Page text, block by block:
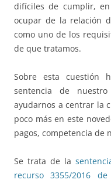
difíciles de cumplir,
ocupar de la relación
como uno de los
de que tratamos.
Sobre esta cuestión
sentencia de
ayudarnos a centrar la
poco más en este
pagos, competencia de
Se trata de la
recurso 3355/2016